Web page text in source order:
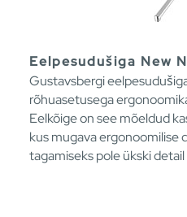
Eelpesudušiga New
Gustavsbergi
rõhuasetusega
Eelkõige on see mõeldud
kus mugava ergonoomilise
tagamiseks pole ükski detail